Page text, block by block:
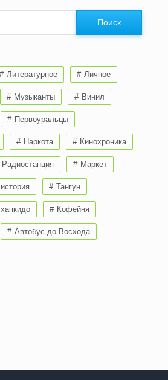
Литературное Личное
Музыканты Винил
Первоуральцы
Наркота Кинохроника
Радиостанция Маркет
история Тангун
хапкидо Кофейня
Автобус до Восхода